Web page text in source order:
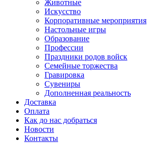
Животные
Искусство
Корпоративные мероприятия
Настольные игры
Образование
Профессии
Праздники родов войск
Семейные торжества
Гравировка
Сувениры
Дополненная реальность
Доставка
Оплата
Как до нас добраться
Новости
Контакты